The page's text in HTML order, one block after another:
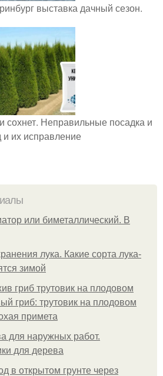
выставка дачный сезон.
сохнет. Неправильные посадка и
и их исправление
или биметаллический. В
лука. Какие сорта лука-
зимой
гриб трутовик на плодовом
гриб: трутовик на плодовом
примета
для наружных работ.
для дерева
в открытом грунте через